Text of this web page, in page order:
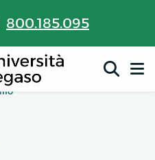
800.185.095